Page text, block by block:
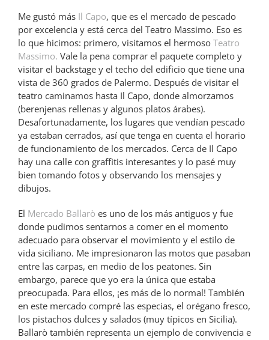
Me gustó más Il Capo, que es el mercado de pescado
por excelencia y está cerca del Teatro Massimo. Eso es
lo que hicimos: primero, visitamos el hermoso Teatro
Massimo. Vale la pena comprar el paquete completo y
visitar el backstage y el techo del edificio que tiene una
vista de 360 grados de Palermo. Después de visitar el
teatro caminamos hasta Il Capo, donde almorzamos
(berenjenas rellenas y algunos platos árabes).
Desafortunadamente, los lugares que vendían pescado
ya estaban cerrados, así que tenga en cuenta el horario
de funcionamiento de los mercados. Cerca de Il Capo
hay una calle con graffitis interesantes y lo pasé muy
bien tomando fotos y observando los mensajes y
dibujos.
El Mercado Ballarò es uno de los más antiguos y fue
donde pudimos sentarnos a comer en el momento
adecuado para observar el movimiento y el estilo de
vida siciliano. Me impresionaron las motos que pasaban
entre las carpas, en medio de los peatones. Sin
embargo, parece que yo era la única que estaba
preocupada. Para ellos, ¡es más de lo normal! También
en este mercado compré las especias, el orégano fresco,
los pistachos dulces y salados (muy típicos en Sicilia).
Ballarò también representa un ejemplo de convivencia e